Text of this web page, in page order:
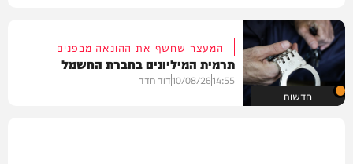
חדשות
המעצר שחשף את ההונאה מבפנים
תרמית המיליונים בחברת החשמל
14:55
10/08/26דוד חדד